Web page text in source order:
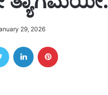
29, 2026
Twitter LinkedIn